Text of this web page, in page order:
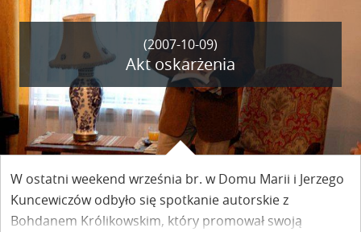
(2007-10-09)
Akt oskarżenia
W ostatni weekend września br. w Domu Marii i Jerzego
Kuncewiczów odbyło się spotkanie autorskie z
Bohdanem Królikowskim, który promował swoją